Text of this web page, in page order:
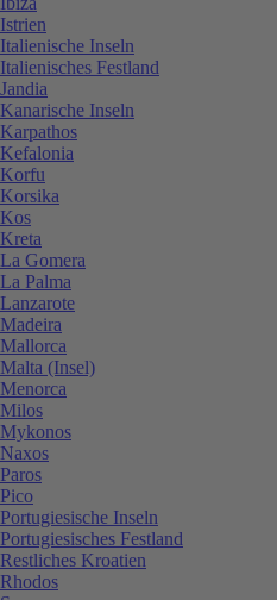
Istrien
Italienische Inseln
Italienisches Festland
Jandia
Kanarische Inseln
Karpathos
Kefalonia
Korfu
Korsika
Kos
Kreta
La Gomera
La Palma
Lanzarote
Madeira
Mallorca
Malta (Insel)
Menorca
Milos
Mykonos
Naxos
Paros
Pico
Portugiesische Inseln
Portugiesisches Festland
Restliches Kroatien
Rhodos